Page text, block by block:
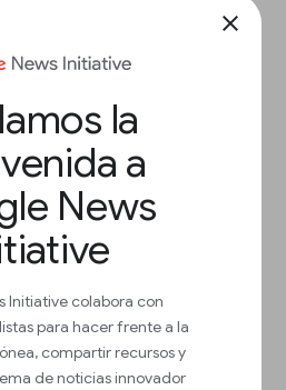
close
la
a
News
Initiative colabora con
para hacer frente a la
compartir recursos y
de noticias innovador